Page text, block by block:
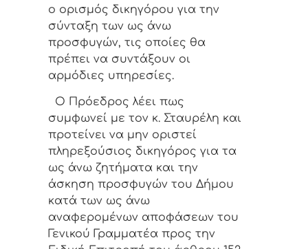
ο ορισμός δικηγόρου για την
σύνταξη των ως άνω
προσφυγών, τις οποίες θα
πρέπει να συντάξουν οι
αρμόδιες υπηρεσίες.
Ο Πρόεδρος λέει πως
συμφωνεί με τον κ. Σταυρέλη και
προτείνει να μην οριστεί
πληρεξούσιος δικηγόρος για τα
ως άνω ζητήματα και την
άσκηση προσφυγών του Δήμου
κατά των ως άνω
αναφερομένων αποφάσεων του
Γενικού Γραμματέα προς την